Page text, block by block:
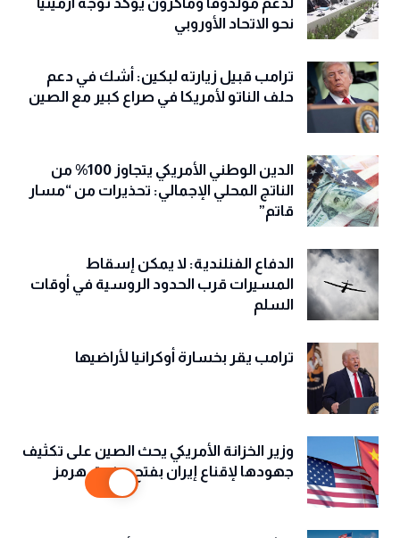
لدعم مولدوفا وماكرون يؤكد توجه أرمينيا
نحو الاتحاد الأوروبي
ترامب قبيل زيارته لبكين: أشك في دعم
حلف الناتو لأمريكا في صراع كبير مع الصين
الدين الوطني الأمريكي يتجاوز 100% من
الناتج المحلي الإجمالي: تحذيرات من “مسار
قاتم”
الدفاع الفنلندية: لا يمكن إسقاط
المسيرات قرب الحدود الروسية في أوقات
السلم
ترامب يقر بخسارة أوكرانيا لأراضيها
وزير الخزانة الأمريكي يحث الصين على تكثيف
جهودها لإقناع إيران بفتح مضيق هرمز